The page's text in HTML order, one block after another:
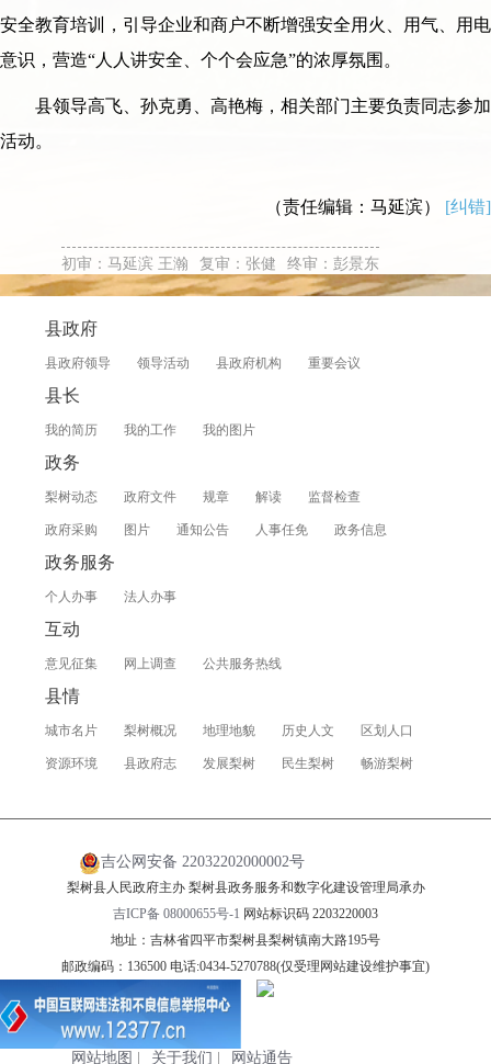
安全教育培训，引导企业和商户不断增强安全用火、用气、用电
意识，营造“人人讲安全、个个会应急”的浓厚氛围。
县领导高飞、孙克勇、高艳梅，相关部门主要负责同志参加
活动。
（责任编辑：马延滨） [纠错]
初审：马延滨 王瀚 复审：张健 终审：彭景东
县政府
县政府领导 领导活动 县政府机构 重要会议
县长
我的简历 我的工作 我的图片
政务
梨树动态 政府文件 规章 解读 监督检查
政府采购 图片 通知公告 人事任免 政务信息
政务服务
个人办事 法人办事
互动
意见征集 网上调查 公共服务热线
县情
城市名片 梨树概况 地理地貌 历史人文 区划人口
资源环境 县政府志 发展梨树 民生梨树 畅游梨树
吉公网安备 22032202000002号
梨树县人民政府主办 梨树县政务服务和数字化建设管理局承办
吉ICP备 08000655号-1 网站标识码 2203220003
地址：吉林省四平市梨树县梨树镇南大路195号
邮政编码：136500 电话:0434-5270788(仅受理网站建设维护事宜)
网站地图 | 关于我们 | 网站通告